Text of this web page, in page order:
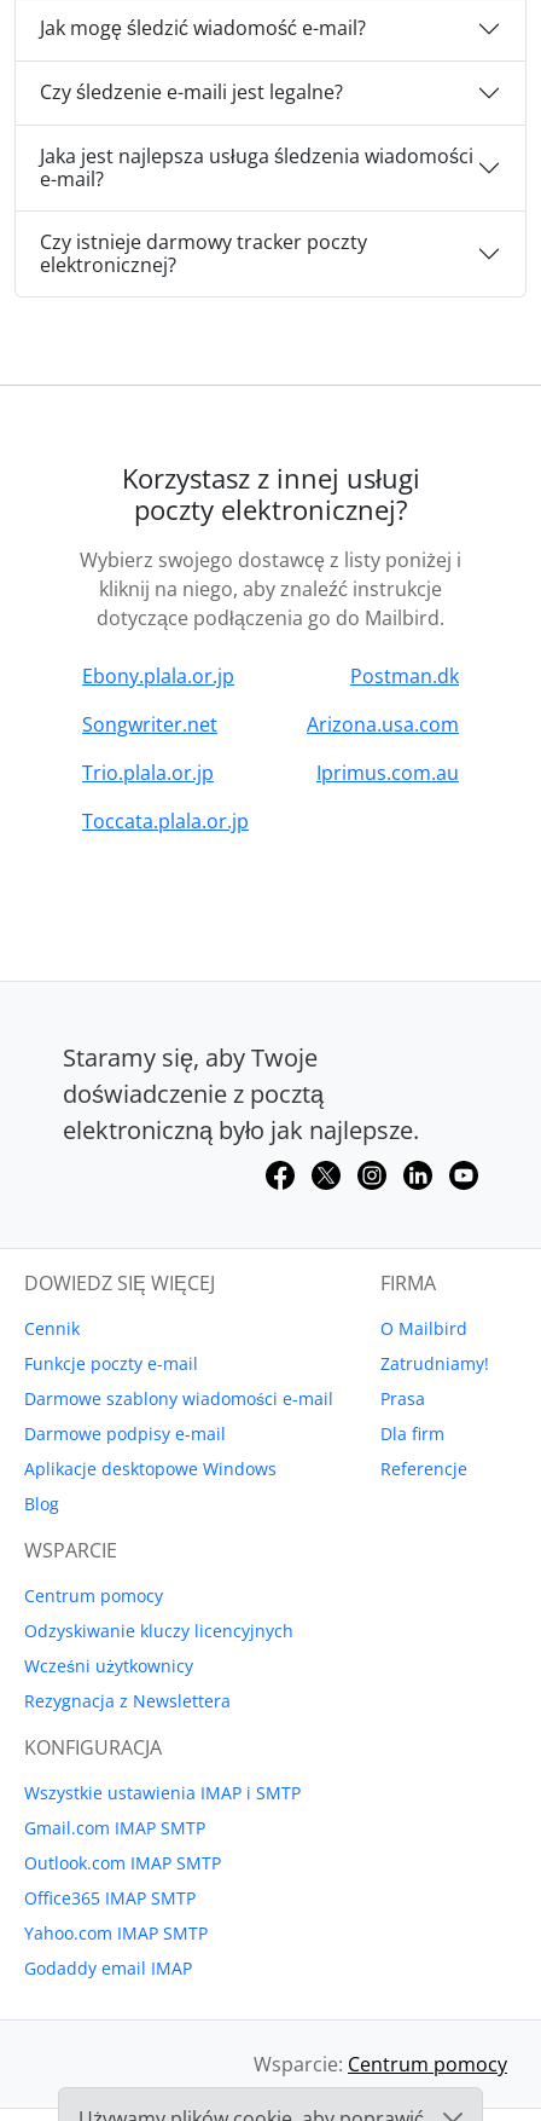
Jak mogę śledzić wiadomość e-mail?
Czy śledzenie e-maili jest legalne?
Jaka jest najlepsza usługa śledzenia wiadomości
e-mail?
Czy istnieje darmowy tracker poczty
elektronicznej?
Korzystasz z innej usługi
poczty elektronicznej?
Wybierz swojego dostawcę z listy poniżej i
kliknij na niego, aby znaleźć instrukcje
dotyczące podłączenia go do Mailbird.
Ebony.plala.or.jp
Postman.dk
Songwriter.net
Arizona.usa.com
Trio.plala.or.jp
Iprimus.com.au
Toccata.plala.or.jp
Staramy się, aby Twoje
doświadczenie z pocztą
elektroniczną było jak najlepsze.
DOWIEDZ SIĘ WIĘCEJ
Cennik
Funkcje poczty e-mail
Darmowe szablony wiadomości e-mail
Darmowe podpisy e-mail
Aplikacje desktopowe Windows
Blog
FIRMA
O Mailbird
Zatrudniamy!
Prasa
Dla firm
Referencje
WSPARCIE
Centrum pomocy
Odzyskiwanie kluczy licencyjnych
Wcześni użytkownicy
Rezygnacja z Newslettera
KONFIGURACJA
Wszystkie ustawienia IMAP i SMTP
Gmail.com IMAP SMTP
Outlook.com IMAP SMTP
Office365 IMAP SMTP
Yahoo.com IMAP SMTP
Godaddy email IMAP
Wsparcie: Centrum pomocy